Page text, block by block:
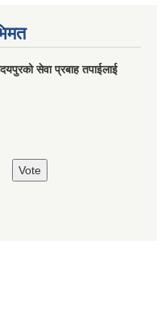
सेवा प्रबाह तपाईलाई